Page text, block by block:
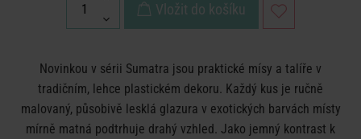
Vložit do košíku
Novinkou v sérii Sumatra jsou praktické mísy a talíře v
tradičním, lehce plastickém dekoru. Každý kus je ručně
malovaný, působivě lesklá glazura v exotických barvách místy
mírně matná podtrhuje drahý vzhled. Jako jemný kontrast k